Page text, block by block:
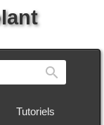
Tutoriels